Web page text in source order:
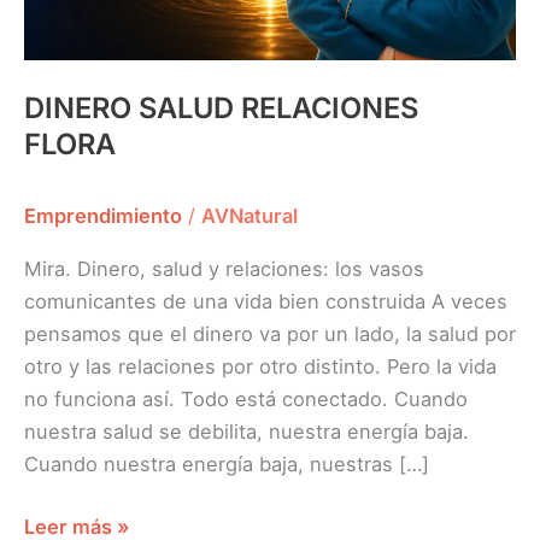
DINERO SALUD RELACIONES
FLORA
Emprendimiento / AVNatural
Mira. Dinero, salud y relaciones: los vasos
comunicantes de una vida bien construida A veces
pensamos que el dinero va por un lado, la salud por
otro y las relaciones por otro distinto. Pero la vida
no funciona así. Todo está conectado. Cuando
nuestra salud se debilita, nuestra energía baja.
Cuando nuestra energía baja, nuestras […]
Leer más »